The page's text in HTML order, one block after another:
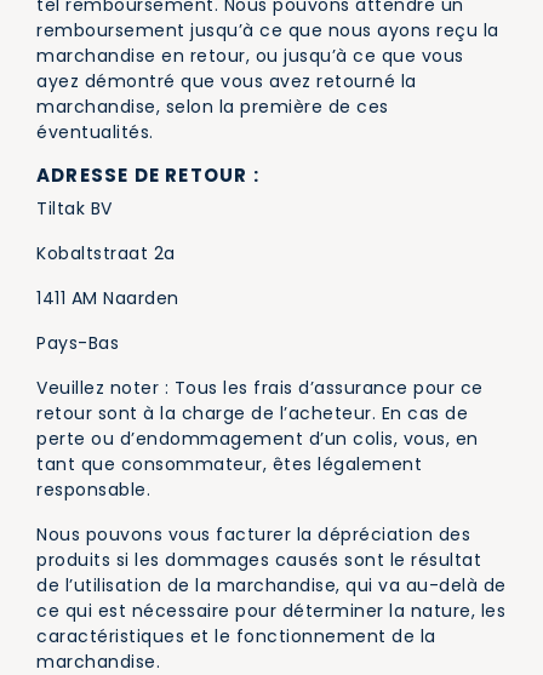
tel remboursement. Nous pouvons attendre un
remboursement jusqu’à ce que nous ayons reçu la
marchandise en retour, ou jusqu’à ce que vous
ayez démontré que vous avez retourné la
marchandise, selon la première de ces
éventualités.
ADRESSE DE RETOUR :
Tiltak BV
Kobaltstraat 2a
1411 AM Naarden
Pays-Bas
Veuillez noter : Tous les frais d’assurance pour ce
retour sont à la charge de l’acheteur. En cas de
perte ou d’endommagement d’un colis, vous, en
tant que consommateur, êtes légalement
responsable.
Nous pouvons vous facturer la dépréciation des
produits si les dommages causés sont le résultat
de l’utilisation de la marchandise, qui va au-delà de
ce qui est nécessaire pour déterminer la nature, les
caractéristiques et le fonctionnement de la
marchandise.